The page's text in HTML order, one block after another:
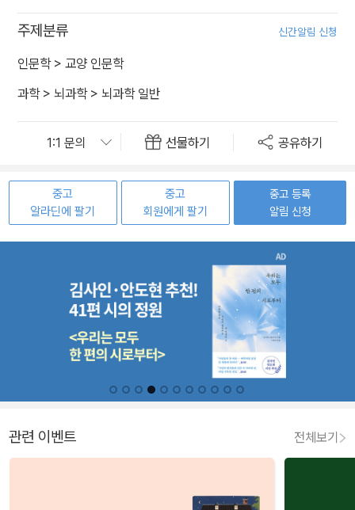
주제분류 신간알림 신청
인문학> 교양 인문학
과학> 뇌과학> 뇌과학 일반
선물하기 공유하기
중고
알라딘에 팔기
중고
회원에게 팔기
중고 등록
알림 신청
관련 이벤트 전체보기